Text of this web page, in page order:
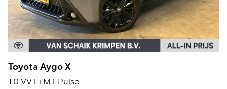
Toyota Aygo X
1.0 VVT-i MT Pulse